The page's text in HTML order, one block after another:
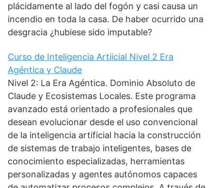
plácidamente al lado del fogón y casi causa un
incendio en toda la casa. De haber ocurrido una
desgracia ¿hubiese sido imputable?
Curso de Inteligencia Artiicial Nivel 2 Era
Agéntica y Claude
Nivel 2: La Era Agéntica. Dominio Absoluto de
Claude y Ecosistemas Locales. Este programa
avanzado está orientado a profesionales que
desean evolucionar desde el uso convencional
de la inteligencia artificial hacia la construcción
de sistemas de trabajo inteligentes, bases de
conocimiento especializadas, herramientas
personalizadas y agentes autónomos capaces